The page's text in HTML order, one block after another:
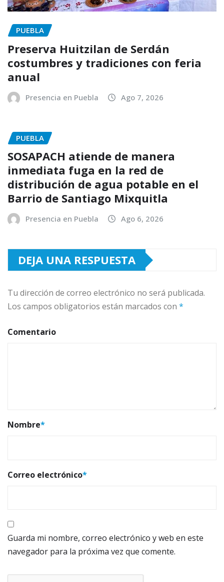
PUEBLA
Preserva Huitzilan de Serdán
costumbres y tradiciones con feria
anual
Presencia en Puebla Ago 7, 2026
PUEBLA
SOSAPACH atiende de manera
inmediata fuga en la red de
distribución de agua potable en el
Barrio de Santiago Mixquitla
Presencia en Puebla Ago 6, 2026
DEJA UNA RESPUESTA
Tu dirección de correo electrónico no será publicada.
Los campos obligatorios están marcados con *
Comentario
Nombre*
Correo electrónico*
Guarda mi nombre, correo electrónico y web en este
navegador para la próxima vez que comente.